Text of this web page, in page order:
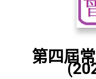
第四屆